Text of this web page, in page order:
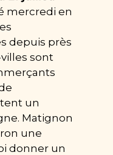
mercredi en
depuis près
sont
un
Matignon
une
donner un